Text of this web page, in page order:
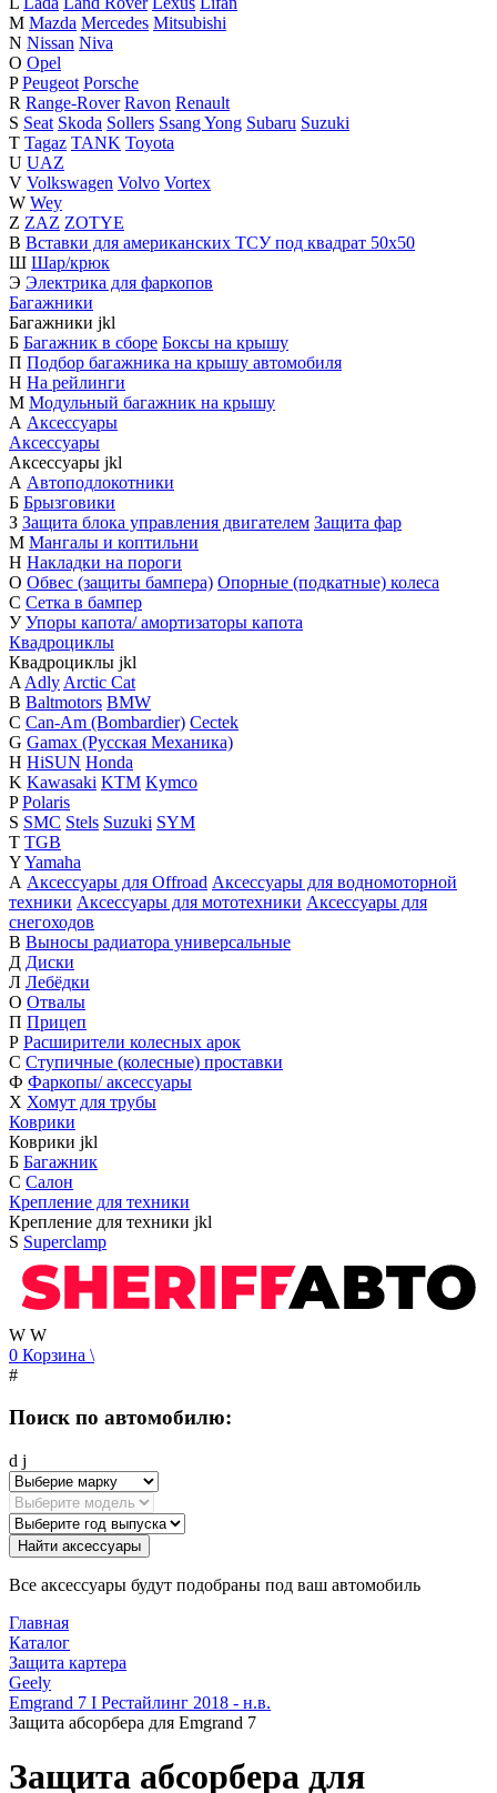
M Mazda Mercedes Mitsubishi
N Nissan Niva
O Opel
P Peugeot Porsche
R Range-Rover Ravon Renault
S Seat Skoda Sollers Ssang Yong Subaru Suzuki
T Tagaz TANK Toyota
U UAZ
V Volkswagen Volvo Vortex
W Wey
Z ZAZ ZOTYE
В Вставки для американских ТСУ под квадрат 50х50
Ш Шар/крюк
Э Электрика для фаркопов
Багажники
Багажники jkl
Б Багажник в сборе Боксы на крышу
П Подбор багажника на крышу автомобиля
Н На рейлинги
М Модульный багажник на крышу
А Аксессуары
Аксессуары
Аксессуары jkl
А Автоподлокотники
Б Брызговики
З Защита блока управления двигателем Защита фар
М Мангалы и коптильни
Н Накладки на пороги
О Обвес (защиты бампера) Опорные (подкатные) колеса
С Сетка в бампер
У Упоры капота/ амортизаторы капота
Квадроциклы
Квадроциклы jkl
A Adly Arctic Cat
B Baltmotors BMW
C Can-Am (Bombardier) Cectek
G Gamax (Русская Механика)
H HiSUN Honda
K Kawasaki KTM Kymco
P Polaris
S SMC Stels Suzuki SYM
T TGB
YYamaha
А Аксессуары для Offroad Аксессуары для водномоторной
техники Аксессуары для мототехники Аксессуары для
снегоходов
В Выносы радиатора универсальные
Д Диски
Л Лебёдки
О Отвалы
П Прицеп
Р Расширители колесных арок
С Ступичные (колесные) проставки
Ф Фаркопы/ аксессуары
Х Хомут для трубы
Коврики
Коврики jkl
Б Багажник
С Салон
Крепление для техники
Крепление для техники jkl
S Superclamp
W W
0 Корзина \
#
Поиск по автомобилю:
d j
Найти аксессуары
Все аксессуары будут подобраны под ваш автомобиль
Главная
Каталог
Защита картера
Geely
Emgrand 7 I Рестайлинг 2018 - н.в.
Защита абсорбера для Emgrand 7
Защита абсорбера для